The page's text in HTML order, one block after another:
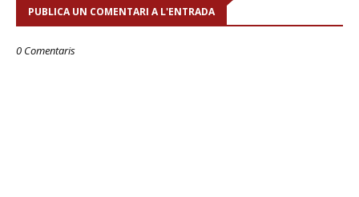
PUBLICA UN COMENTARI A L'ENTRADA
0 Comentaris